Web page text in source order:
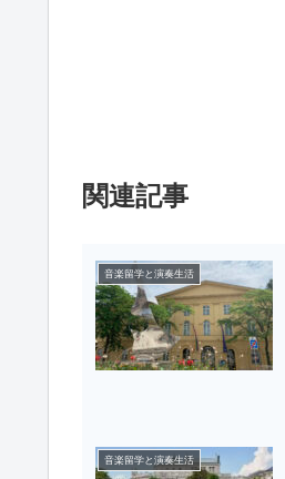
関連記事
音楽留学と演奏生活
音楽留学と演奏生活